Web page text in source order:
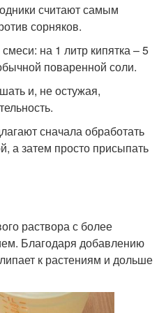
считают самым
сорняков.
на 1 литр кипятка – 5
поваренной соли.
и, не остужая,
сначала обработать
а затем просто присыпать
раствора с более
Благодаря добавлению
к растениям и дольше